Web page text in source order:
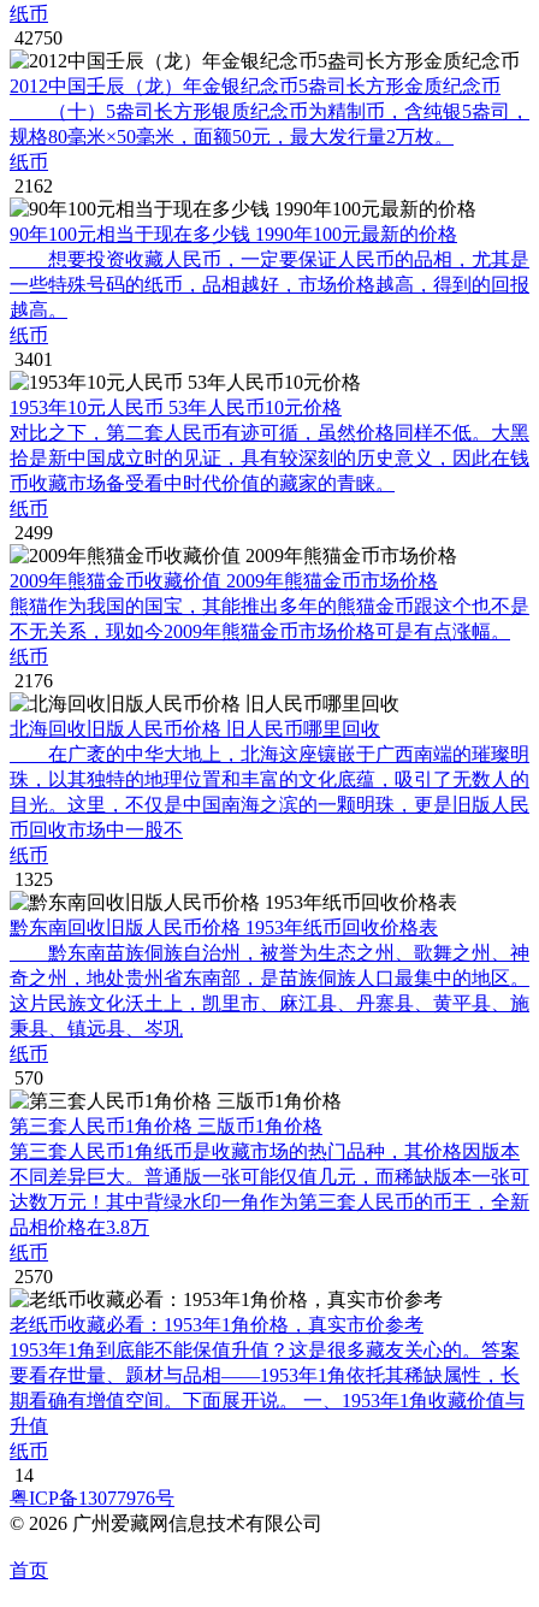
纸币
42750
2012中国壬辰（龙）年金银纪念币5盎司长方形金质纪念币
（十）5盎司长方形银质纪念币为精制币，含纯银5盎司，
规格80毫米×50毫米，面额50元，最大发行量2万枚。
纸币
2162
90年100元相当于现在多少钱 1990年100元最新的价格
想要投资收藏人民币，一定要保证人民币的品相，尤其是
一些特殊号码的纸币，品相越好，市场价格越高，得到的回报
越高。
纸币
3401
1953年10元人民币 53年人民币10元价格
对比之下，第二套人民币有迹可循，虽然价格同样不低。大黑
拾是新中国成立时的见证，具有较深刻的历史意义，因此在钱
币收藏市场备受看中时代价值的藏家的青睐。
纸币
2499
2009年熊猫金币收藏价值 2009年熊猫金币市场价格
熊猫作为我国的国宝，其能推出多年的熊猫金币跟这个也不是
不无关系，现如今2009年熊猫金币市场价格可是有点涨幅。
纸币
2176
北海回收旧版人民币价格 旧人民币哪里回收
在广袤的中华大地上，北海这座镶嵌于广西南端的璀璨明
珠，以其独特的地理位置和丰富的文化底蕴，吸引了无数人的
目光。这里，不仅是中国南海之滨的一颗明珠，更是旧版人民
币回收市场中一股不
纸币
1325
黔东南回收旧版人民币价格 1953年纸币回收价格表
黔东南苗族侗族自治州，被誉为生态之州、歌舞之州、神
奇之州，地处贵州省东南部，是苗族侗族人口最集中的地区。
这片民族文化沃土上，凯里市、麻江县、丹寨县、黄平县、施
秉县、镇远县、岑巩
纸币
570
第三套人民币1角价格 三版币1角价格
第三套人民币1角纸币是收藏市场的热门品种，其价格因版本
不同差异巨大。普通版一张可能仅值几元，而稀缺版本一张可
达数万元！其中背绿水印一角作为第三套人民币的币王，全新
品相价格在3.8万
纸币
2570
老纸币收藏必看：1953年1角价格，真实市价参考
1953年1角到底能不能保值升值？这是很多藏友关心的。答案
要看存世量、题材与品相——1953年1角依托其稀缺属性，长
期看确有增值空间。下面展开说。 一、1953年1角收藏价值与
升值
纸币
14
粤ICP备13077976号
© 2026 广州爱藏网信息技术有限公司
首页